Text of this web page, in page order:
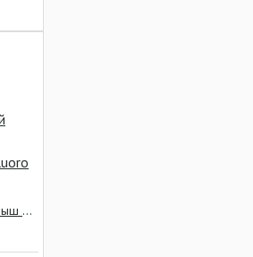
Искусственный опарыш плавающий Drennan Pop Ups Buoyant Maggot Fluoro Mix